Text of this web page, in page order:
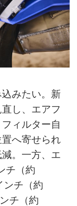
みたい。新
し、エアフ
ィルター自
へ寄せられ
。一方、エ
チ（約
ンチ（約
チ（約